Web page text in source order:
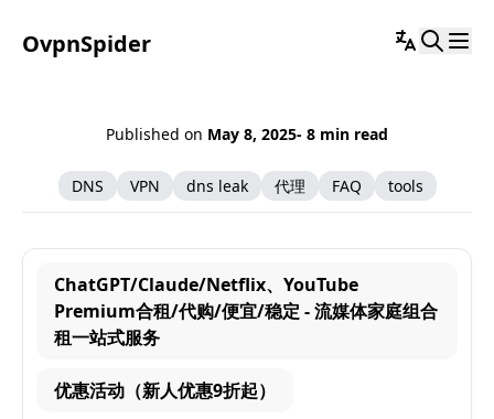
OvpnSpider
Published on May 8, 2025- 8 min read
DNS VPN dns leak 代理 FAQ tools
ChatGPT/Claude/Netflix、YouTube
Premium合租/代购/便宜/稳定 - 流媒体家庭组合
租一站式服务
优惠活动（新人优惠9折起）